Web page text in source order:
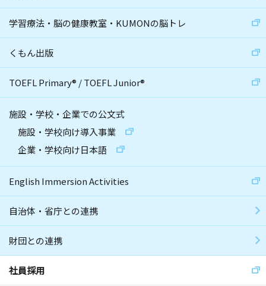
学習療法・脳の健康教室・KUMONの脳トレ
くもん出版
TOEFL Primary® /TOEFL Junior®
施設・学校・企業での公文式
施設・学校向け導入事業
企業・学校向け日本語
English Immersion Activities
自治体・省庁との連携
財団との連携
社員採用